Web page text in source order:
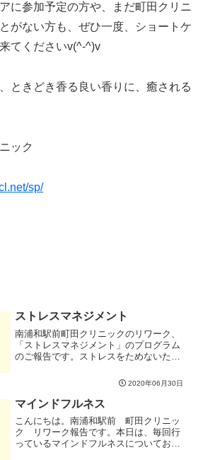
に参加予定の方や、まだ町田クリニ
がない方も、ぜひ一度、ショートケ
てくださいv(^-^)v
ときどき香る良い香りに、癒される
ック
sp/
ストレスマネジメント
南浦和駅前町田クリニックのリワーク、
「ストレスマネジメント」のプログラム
のご報告です。ストレスをためないため
なことです。今日はストレスを溜めにく
い生活スタイルをみなさんと学びまし
た。ストレスをためないコツ...
2020年06月30日
マインドフルネス
こんにちは。南浦和駅前 町田クリニッ
ク リワーク報告です。本日は、毎回行
っているマインドフルネスについてお話